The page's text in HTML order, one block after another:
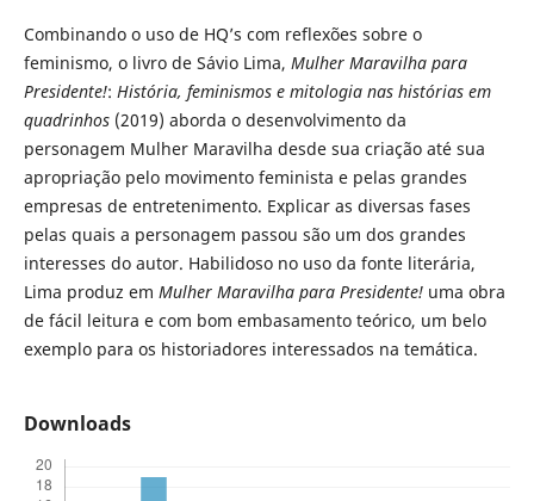
Combinando o uso de HQ’s com reflexões sobre o
feminismo, o livro de Sávio Lima, Mulher Maravilha para
Presidente!: História, feminismos e mitologia nas histórias em
quadrinhos (2019) aborda o desenvolvimento da
personagem Mulher Maravilha desde sua criação até sua
apropriação pelo movimento feminista e pelas grandes
empresas de entretenimento. Explicar as diversas fases
pelas quais a personagem passou são um dos grandes
interesses do autor. Habilidoso no uso da fonte literária,
Lima produz em Mulher Maravilha para Presidente! uma obra
de fácil leitura e com bom embasamento teórico, um belo
exemplo para os historiadores interessados na temática.
Downloads